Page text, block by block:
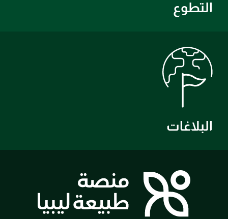
التطوع
البلاغات